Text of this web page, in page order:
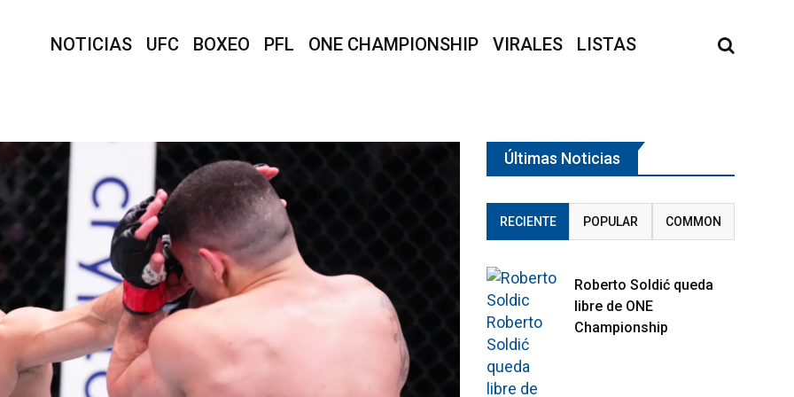
NOTICIAS UFC BOXEO PFL ONE CHAMPIONSHIP VIRALES LISTAS
Últimas Noticias
RECIENTE POPULAR COMMON
Roberto Soldić queda
libre de ONE
Championship